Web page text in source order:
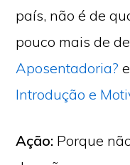
país, não é de
pouco mais de
Aposentadoria? e
Introdução e
Ação: Porque